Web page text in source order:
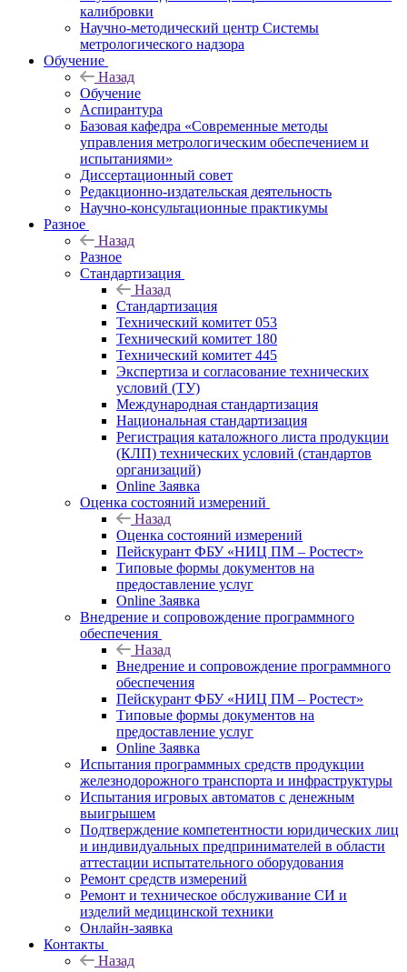
калибровки
Научно-методический центр Системы
метрологического надзора
Обучение
Назад
Обучение
Аспирантура
Базовая кафедра «Современные методы
управления метрологическим обеспечением и
испытаниями»
Диссертационный совет
Редакционно-издательская деятельность
Научно-консультационные практикумы
Разное
Назад
Разное
Стандартизация
Назад
Стандартизация
Технический комитет 053
Технический комитет 180
Технический комитет 445
Экспертиза и согласование технических
условий (ТУ)
Международная стандартизация
Национальная стандартизация
Регистрация каталожного листа продукции
(КЛП) технических условий (стандартов
организаций)
Online Заявка
Оценка состояний измерений
Назад
Оценка состояний измерений
Пейскурант ФБУ «НИЦ ПМ – Ростест»
Типовые формы документов на
предоставление услуг
Online Заявка
Внедрение и сопровождение программного
обеспечения
Назад
Внедрение и сопровождение программного
обеспечения
Пейскурант ФБУ «НИЦ ПМ – Ростест»
Типовые формы документов на
предоставление услуг
Online Заявка
Испытания программных средств продукции
железнодорожного транспорта и инфраструктуры
Испытания игровых автоматов с денежным
выигрышем
Подтверждение компетентности юридических лиц
и индивидуальных предпринимателей в области
аттестации испытательного оборудования
Ремонт средств измерений
Ремонт и техническое обслуживание СИ и
изделий медицинской техники
Онлайн-заявка
Контакты
Назад